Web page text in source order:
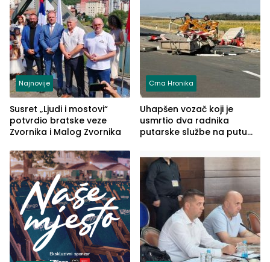
Najnovije
Susret „Ljudi i mostovi“
potvrdio bratske veze
Zvornika i Malog Zvornika
Crna Hronika
Uhapšen vozač koji je
usmrtio dva radnika
putarske službe na putu
(FOTO)